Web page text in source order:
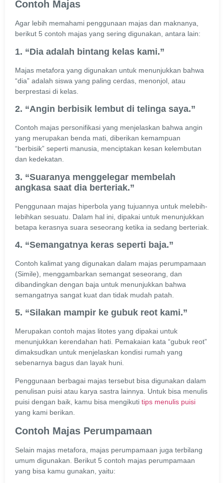
Contoh Majas
Agar lebih memahami penggunaan majas dan maknanya,
berikut 5 contoh majas yang sering digunakan, antara lain:
1. “Dia adalah bintang kelas kami.”
Majas metafora yang digunakan untuk menunjukkan bahwa
“dia” adalah siswa yang paling cerdas, menonjol, atau
berprestasi di kelas.
2. “Angin berbisik lembut di telinga saya.”
Contoh majas personifikasi yang menjelaskan bahwa angin
yang merupakan benda mati, diberikan kemampuan
“berbisik” seperti manusia, menciptakan kesan kelembutan
dan kedekatan.
3. “Suaranya menggelegar membelah
angkasa saat dia berteriak.”
Penggunaan majas hiperbola yang tujuannya untuk melebih-
lebihkan sesuatu. Dalam hal ini, dipakai untuk menunjukkan
betapa kerasnya suara seseorang ketika ia sedang berteriak.
4. “Semangatnya keras seperti baja.”
Contoh kalimat yang digunakan dalam majas perumpamaan
(Simile), menggambarkan semangat seseorang, dan
dibandingkan dengan baja untuk menunjukkan bahwa
semangatnya sangat kuat dan tidak mudah patah.
5. “Silakan mampir ke gubuk reot kami.”
Merupakan contoh majas litotes yang dipakai untuk
menunjukkan kerendahan hati. Pemakaian kata “gubuk reot”
dimaksudkan untuk menjelaskan kondisi rumah yang
sebenarnya bagus dan layak huni.
Penggunaan berbagai majas tersebut bisa digunakan dalam
penulisan puisi atau karya sastra lainnya. Untuk bisa menulis
puisi dengan baik, kamu bisa mengikuti tips menulis puisi
yang kami berikan.
Contoh Majas Perumpamaan
Selain majas metafora, majas perumpamaan juga terbilang
umum digunakan. Berikut 5 contoh majas perumpamaan
yang bisa kamu gunakan, yaitu: